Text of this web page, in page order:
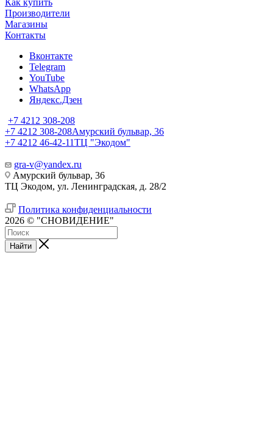
Производители
Магазины
Контакты
Вконтакте
Telegram
YouTube
WhatsApp
Яндекс.Дзен
+7 4212 308-208
+7 4212 308-208Амурский бульвар, 36
+7 4212 46-42-11ТЦ "Экодом"
gra-v@yandex.ru
Амурский бульвар, 36
ТЦ Экодом, ул. Ленинградская, д. 28/2
Политика конфиденциальности
2026 © "СНОВИДЕНИЕ"
Найти